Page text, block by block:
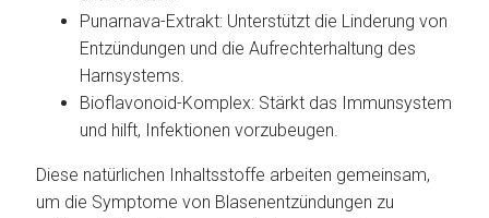
Punarnava-Extrakt: Unterstützt die Linderung von
Entzündungen und die Aufrechterhaltung des
Harnsystems.
Bioflavonoid-Komplex: Stärkt das Immunsystem
und hilft, Infektionen vorzubeugen.
Diese natürlichen Inhaltsstoffe arbeiten gemeinsam,
um die Symptome von Blasenentzündungen zu